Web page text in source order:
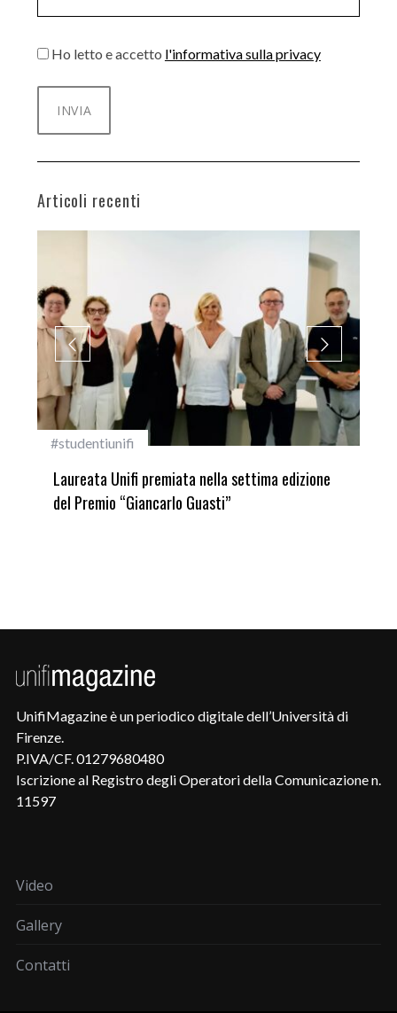
Ho letto e accetto l'informativa sulla privacy
Articoli recenti
#studentiunifi
Laureata Unifi premiata nella settima edizione
del Premio “Giancarlo Guasti”
UnifiMagazine è un periodico digitale dell’Università di
Firenze.
P.IVA/CF. 01279680480
Iscrizione al Registro degli Operatori della Comunicazione n.
11597
Video
Gallery
Contatti